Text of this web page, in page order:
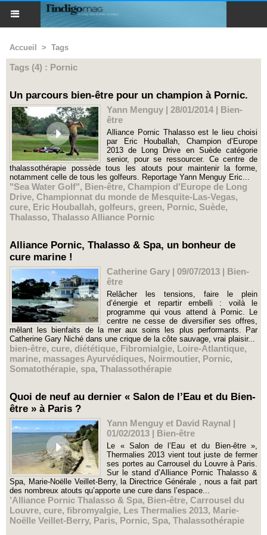
Accueil > Tags
Tags (4) : Pornic
Un parcours bien-être pour un champion à Pornic.
Yann Menguy | 28/01/2014 | Bien-
être
Alliance Pornic Thalasso est le lieu choisi
par Eric Houballah, Champion d’Europe
2013 de Long Drive en Suède catégorie
senior, pour se ressourcer. Ce centre de
thalassothérapie possède tous les atouts pour maintenir la forme,
notamment celle de tous les golfeurs. Reportage Yann Menguy Eric...
"Sea Water Golf", Bien-être, Champion d'Europe de Long
Drive, Championnat du monde de Mesquite-Las-Vegas,
cure, Eric Houballah, golfeurs, green, Pornic, Suède,
Thalasso, Thalasso Alliance Pornic
Alliance Pornic, Thalasso & Spa, un bonheur de
cure marine !
Catherine Gary | 09/07/2013 | Bien-
être
Relâcher les tensions, faire le plein
d’énergie et repartir embelli : voilà le
programme qui vous attend à Pornic. Le
centre ne cesse de diversifier ses offres,
mêlant les bienfaits de la mer aux soins les plus performants. Par
Catherine Gary Niché dans une crique de la côte sauvage, vrai plaisir...
bien-être, cure, diététique, Fibromialgie, Loire-Atlantique,
marine, massages Ayurvédiques, Noirmoutier, Pornic,
Somatothérapie, spa, Thalassothérapie
Quoi de neuf au dernier « Salon de l’Eau et du Bien-
être » à Paris ?
Yann Menguy et David Raynal |
01/02/2013 | Bien-être
Le « Salon de l’Eau et du Bien-être »,
Thermalies 2013 vient tout juste de fermer
ses portes au Carrousel du Louvre à Paris.
Sur le stand d’Alliance Pornic Thalasso &
Spa, Marie-Noëlle Veillet-Berry, la Directrice Générale , nous a fait part
des nombreux atouts qu’apporte une cure dans l’espace...
’Alliance Pornic Thalasso & Spa, Bien-être, Carrousel du
Louvre, cure, fibromyalgie, Les Thermalies 2013, Marie-
Noëlle Veillet-Berry, Paris, Pornic, Spa, Thalassothérapie